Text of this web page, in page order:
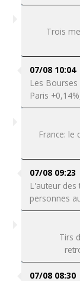
Trois
07/08 10:04
Les
Paris
France: le
07/08 09:23
L'auteur des
personnes
Tirs
07/08 08:30